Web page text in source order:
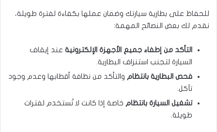
للحفاظ على بطارية سيارتك وضمان عملها بكفاءة لفترة طويلة،
نقدم لك بعض النصائح المهمة:
التأكد من إطفاء جميع الأجهزة الإلكترونية عند إيقاف
السيارة لتجنب استنزاف البطارية.
فحص البطارية بانتظام والتأكد من نظافة أقطابها وعدم وجود
تآكل.
تشغيل السيارة بانتظام خاصة إذا كانت لا تُستخدم لفترات
طويلة.